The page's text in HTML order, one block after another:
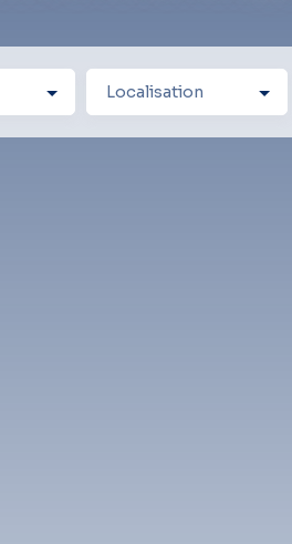
Localisation